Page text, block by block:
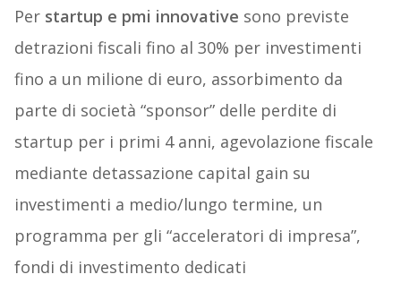
Per startup e pmi innovative sono previste
detrazioni fiscali fino al 30% per investimenti
fino a un milione di euro, assorbimento da
parte di società “sponsor” delle perdite di
startup per i primi 4 anni, agevolazione fiscale
mediante detassazione capital gain su
investimenti a medio/lungo termine, un
programma per gli “acceleratori di impresa”,
fondi di investimento dedicati